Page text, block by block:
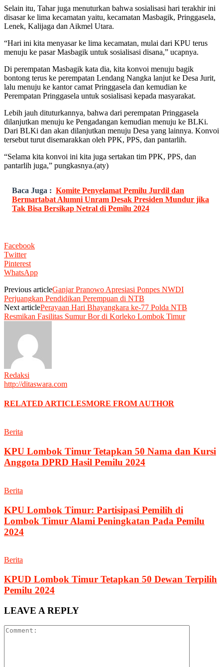
Selain itu, Tahar juga menuturkan bahwa sosialisasi hari terakhir ini
disasar ke lima kecamatan yaitu, kecamatan Masbagik, Pringgasela,
Lenek, Kalijaga dan Aikmel Utara.
“Hari ini kita menyasar ke lima kecamatan, mulai dari KPU terus
menuju ke pasar Masbagik untuk sosialisasi disana,” ucapnya.
Di perempatan Masbagik kata dia, kita konvoi menuju bagik
bontong terus ke perempatan Lendang Nangka lanjut ke Desa Jurit,
lalu menuju ke kantor camat Pringgasela dan kemudian ke
Perempatan Pringgasela untuk sosialisasi kepada masyarakat.
Lebih jauh dituturkannya, bahwa dari perempatan Pringgasela
dilanjutkan menuju ke Pengadangan kemudian menuju ke BLKi.
Dari BLKi dan akan dilanjutkan menuju Desa yang lainnya. Konvoi
tersebut turut disemarakkan oleh PPK, PPS, dan pantarlih.
“Selama kita konvoi ini kita juga sertakan tim PPK, PPS, dan
pantarlih juga,” pungkasnya.(aty)
Baca Juga : Komite Penyelamat Pemilu Jurdil dan
Bermartabat Alumni Unram Desak Presiden Mundur jika
Tak Bisa Bersikap Netral di Pemilu 2024
Facebook
Twitter
Pinterest
WhatsApp
Previous articleGanjar Pranowo Apresiasi Ponpes NWDI
Perjuangkan Pendidikan Perempuan di NTB
Next articlePerayaan Hari Bhayangkara ke-77 Polda NTB
Resmikan Fasilitas Sumur Bor di Korleko Lombok Timur
Redaksi
http://ditaswara.com
RELATED ARTICLESMORE FROM AUTHOR
Berita
KPU Lombok Timur Tetapkan 50 Nama dan Kursi
Anggota DPRD Hasil Pemilu 2024
Berita
KPU Lombok Timur: Partisipasi Pemilih di
Lombok Timur Alami Peningkatan Pada Pemilu
2024
Berita
KPUD Lombok Timur Tetapkan 50 Dewan Terpilih
Pemilu 2024
LEAVE A REPLY